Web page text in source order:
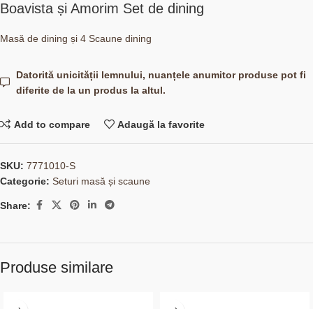
Boavista și Amorim Set de dining
Masă de dining și 4 Scaune dining
Datorită unicității lemnului, nuanțele anumitor produse pot fi
diferite de la un produs la altul.
Add to compare Adaugă la favorite
SKU: 7771010-S
Categorie: Seturi masă și scaune
Share:
Produse similare